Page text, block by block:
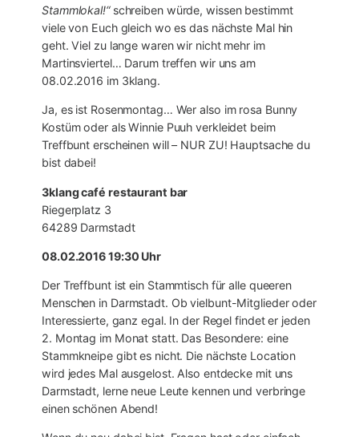
Stammlokal!“schreiben würde, wissen bestimmt
viele von Euch gleich wo es das nächste Mal hin
geht. Viel zu lange waren wir nicht mehr im
Martinsviertel… Darum treffen wir uns am
08.02.2016 im 3klang.
Ja, es ist Rosenmontag… Wer also im rosa Bunny
Kostüm oder als Winnie Puuh verkleidet beim
Treffbunt erscheinen will – NUR ZU! Hauptsache du
bist dabei!
3klang café restaurant bar
Riegerplatz 3
64289 Darmstadt
08.02.2016 19:30 Uhr
Der Treffbunt ist ein Stammtisch für alle queeren
Menschen in Darmstadt. Ob vielbunt-Mitglieder oder
Interessierte, ganz egal. In der Regel findet er jeden
2. Montag im Monat statt. Das Besondere: eine
Stammkneipe gibt es nicht. Die nächste Location
wird jedes Mal ausgelost. Also entdecke mit uns
Darmstadt, lerne neue Leute kennen und verbringe
einen schönen Abend!